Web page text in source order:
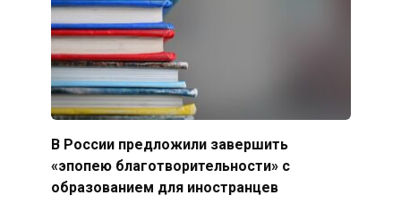
В России предложили завершить
«эпопею благотворительности» с
образованием для иностранцев